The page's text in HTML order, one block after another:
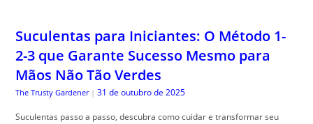
Suculentas para Iniciantes: O Método 1-
2-3 que Garante Sucesso Mesmo para
Mãos Não Tão Verdes
The Trusty Gardener | 31 de outubro de 2025
Suculentas passo a passo, descubra como cuidar e transformar seu